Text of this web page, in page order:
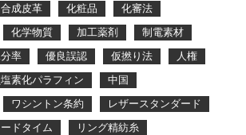
合成皮革 化粧品
化審法
化学物質 加工薬剤
制電素材
率 優良誤認 仮撚り法
人権
素化パラフィン
中国
ワシントン条約
レザースタンダード
ードタイム リング精紡糸